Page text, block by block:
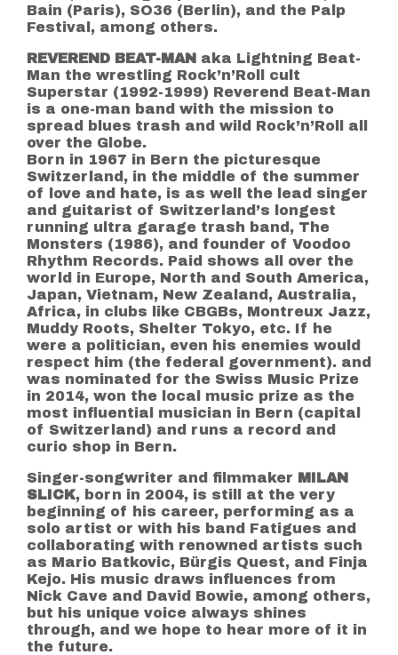
Bain (Paris), SO36 (Berlin), and the Palp
Festival, among others.
REVEREND BEAT-MAN aka Lightning Beat-
Man the wrestling Rock’n’Roll cult
Superstar (1992-1999) Reverend Beat-Man
is a one-man band with the mission to
spread blues trash and wild Rock’n’Roll all
over the Globe.
Born in 1967 in Bern the picturesque
Switzerland, in the middle of the summer
of love and hate, is as well the lead singer
and guitarist of Switzerland’s longest
running ultra garage trash band, The
Monsters (1986), and founder of Voodoo
Rhythm Records. Paid shows all over the
world in Europe, North and South America,
Japan, Vietnam, New Zealand, Australia,
Africa, in clubs like CBGBs, Montreux Jazz,
Muddy Roots, Shelter Tokyo, etc. If he
were a politician, even his enemies would
respect him (the federal government). and
was nominated for the Swiss Music Prize
in 2014, won the local music prize as the
most influential musician in Bern (capital
of Switzerland) and runs a record and
curio shop in Bern.
Singer-songwriter and filmmaker MILAN
SLICK, born in 2004, is still at the very
beginning of his career, performing as a
solo artist or with his band Fatigues and
collaborating with renowned artists such
as Mario Batkovic, Bürgis Quest, and Finja
Kejo. His music draws influences from
Nick Cave and David Bowie, among others,
but his unique voice always shines
through, and we hope to hear more of it in
the future.